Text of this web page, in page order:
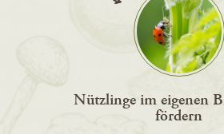
Nützlinge im eigenen
fördern